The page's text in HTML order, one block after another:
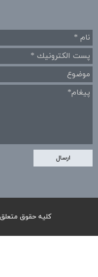
​کلیه حقوق
ارسال